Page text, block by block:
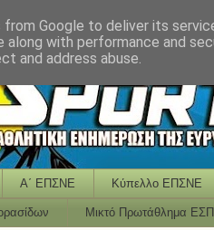
Α΄ ΕΠΣΝΕ Κύπελλο ΕΠΣΝΕ
Μικτό Πρωτάθλημα
Google to deliver its
along with performance and
and address abuse.